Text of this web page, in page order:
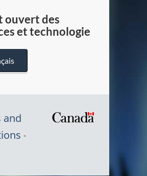
ouvert des
et technologie
and